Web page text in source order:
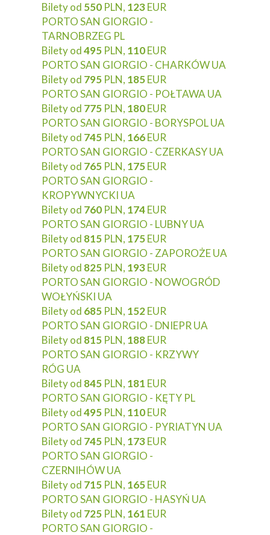
Bilety od 550 PLN, 123EUR
PORTO SAN GIORGIO -
TARNOBRZEG PL
Bilety od495 PLN, 110EUR
PORTO SAN GIORGIO - CHARKÓW UA
Bilety od 795 PLN, 185EUR
PORTO SAN GIORGIO - POŁTAWA UA
Bilety od 775 PLN, 180EUR
PORTO SAN GIORGIO - BORYSPOL UA
Bilety od 745 PLN, 166EUR
PORTO SAN GIORGIO - CZERKASY UA
Bilety od 765 PLN, 175EUR
PORTO SAN GIORGIO -
KROPYWNYCKI UA
Bilety od 760 PLN, 174EUR
PORTO SAN GIORGIO - LUBNY UA
Bilety od 815 PLN, 175EUR
PORTO SAN GIORGIO - ZAPOROŻE UA
Bilety od 825 PLN, 193EUR
PORTO SAN GIORGIO - NOWOGRÓD
WOŁYŃSKI UA
Bilety od 685 PLN, 152EUR
PORTO SAN GIORGIO - DNIEPR UA
Bilety od 815 PLN, 188EUR
PORTO SAN GIORGIO - KRZYWY
RÓG UA
Bilety od 845 PLN, 181 EUR
PORTO SAN GIORGIO - KĘTY PL
Bilety od495 PLN, 110EUR
PORTO SAN GIORGIO - PYRIATYN UA
Bilety od 745 PLN, 173EUR
PORTO SAN GIORGIO -
CZERNIHÓW UA
Bilety od 715 PLN, 165EUR
PORTO SAN GIORGIO - HASYŃ UA
Bilety od 725 PLN, 161 EUR
PORTO SAN GIORGIO -